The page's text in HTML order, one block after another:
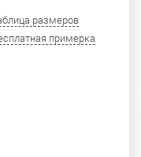
размеров
примерка